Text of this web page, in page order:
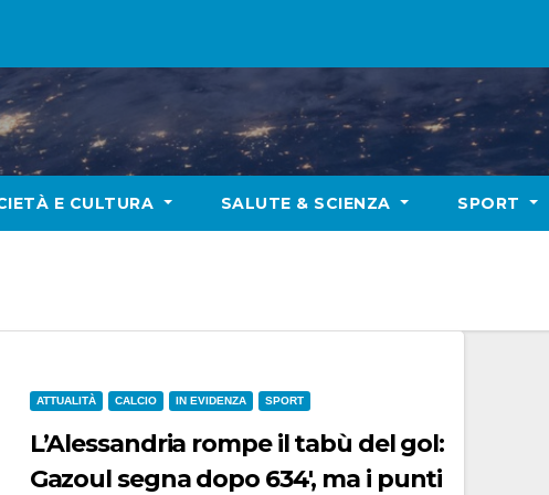
E CULTURA SALUTE & SCIENZA SPORT
ATTUALITÀ CALCIO IN EVIDENZA SPORT
L’Alessandria rompe il tabù del gol:
Gazoul segna dopo 634′, ma i punti